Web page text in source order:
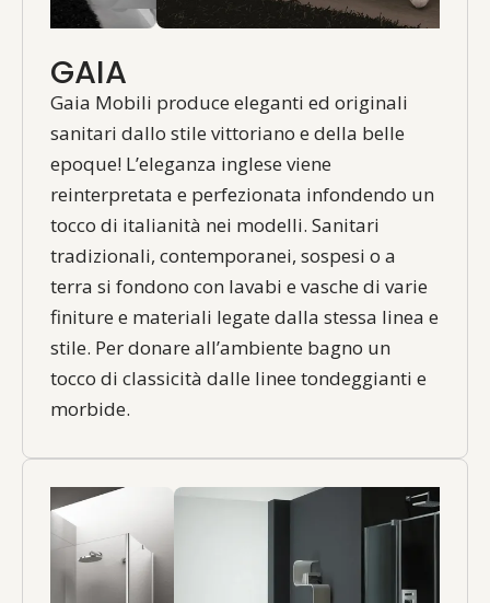
GAIA
Gaia Mobili produce eleganti ed originali
sanitari dallo stile vittoriano e della belle
epoque! L’eleganza inglese viene
reinterpretata e perfezionata infondendo un
tocco di italianità nei modelli. Sanitari
tradizionali, contemporanei, sospesi o a
terra si fondono con lavabi e vasche di varie
finiture e materiali legate dalla stessa linea e
stile. Per donare all’ambiente bagno un
tocco di classicità dalle linee tondeggianti e
morbide.